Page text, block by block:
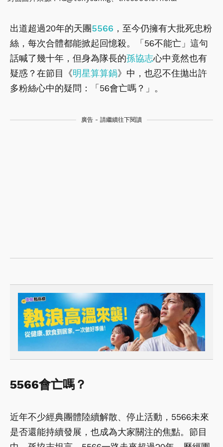
出道超過20年的天團5566 ，至今仍擁有大批死忠粉
絲，每次合體都能掀起回憶殺。「56不能亡」這句
話喊了幾十年，但身為隊長的孫協志心中竟然也有
疑惑？在節目《明星算算鍋》中，也忍不住拋出許
多粉絲心中的疑問：「56會亡嗎？」。
廣告 - 請繼續往下閱讀
5566會亡嗎？
近年不少經典團體陸續解散、停止活動，5566未來
是否還能持續發展，也成為大家關注的焦點。節目